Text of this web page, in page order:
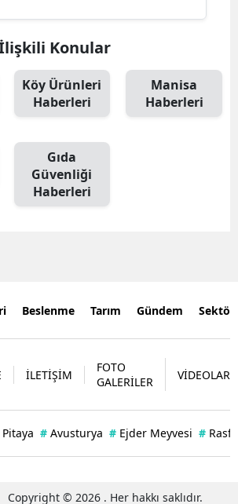
Konular
Köy Ürünleri
Haberleri
Manisa
Haberleri
Gıda
Güvenliği
Haberleri
Beslenme Tarım Gündem
İLETİŞİM
FOTO
GALERİLER
VİDEOLAR
Pitaya # Avusturya # Ejder Meyvesi # Rasff
Copyright © 2026 . Her hakkı saklıdır.